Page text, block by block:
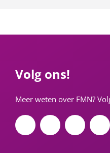
Volg ons!
Meer weten over FMN?